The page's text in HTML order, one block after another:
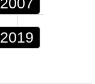
2019